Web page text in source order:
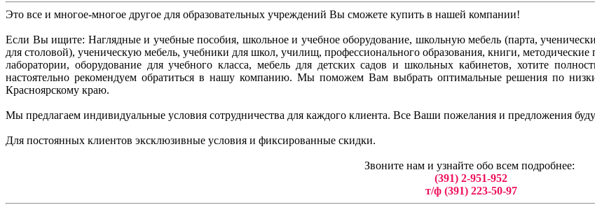
Это все и многое-многое другое для образовательных учреждений Вы сможете купить в нашей компании!
Если Вы ищите: Наглядные и учебные пособия, школьное и учебное оборудование, школьную мебель (парта,
для столовой), ученическую мебель, учебники для школ, училищ, профессионального образования, книги,
лаборатории, оборудование для учебного класса, мебель для детских садов и школьных кабинетов, хотите
настоятельно рекомендуем обратиться в нашу компанию. Мы поможем Вам выбрать оптимальные решения по
Красноярскому краю.
Мы предлагаем индивидуальные условия сотрудничества для каждого клиента. Все Ваши пожелания и предложения
Для постоянных клиентов эксклюзивные условия и фиксированные скидки.
Звоните нам и узнайте обо всем подробнее:
(391) 2-951-952
т/ф (391) 223-50-97